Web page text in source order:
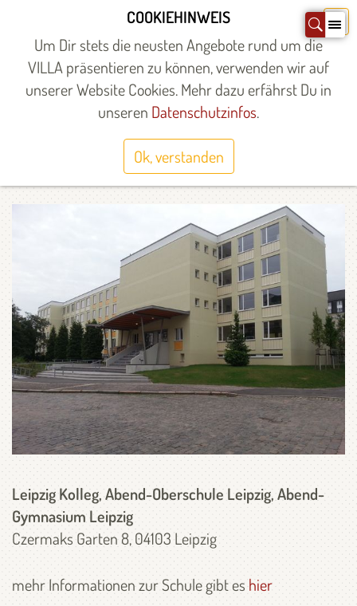
COOKIEHINWEIS
Um Dir stets die neusten Angebote rund um die
VILLA präsentieren zu können, verwenden wir auf
unserer Website Cookies. Mehr dazu erfährst Du in
unseren Datenschutzinfos.
Ok, verstanden
X
springen
Startseite»Angebote»Angebote» Schulunterstützung»Schulen
des 2. Bildungsweges
SOZIALARBEIT SCHULEN
DES 2. BILDUNGSWEGS
Leipzig Kolleg, Abend-Oberschule Leipzig, Abend-
Gymnasium Leipzig
Czermaks Garten 8, 04103 Leipzig
mehr Informationen zur Schule gibt es hier